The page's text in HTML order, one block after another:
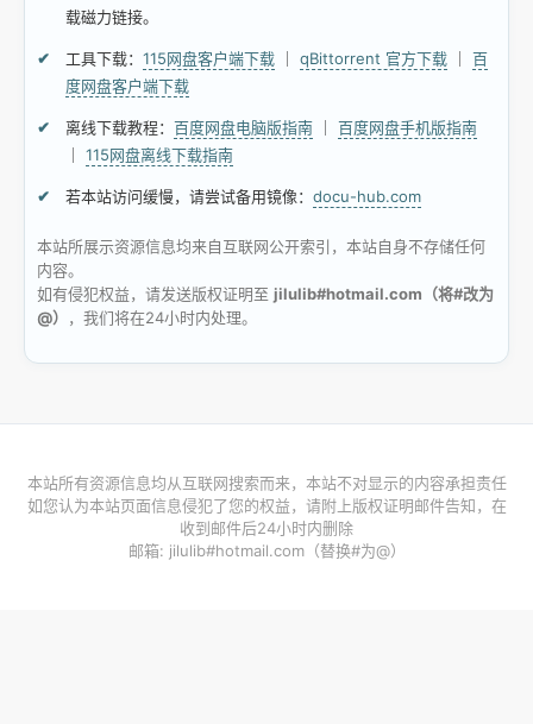
载磁力链接。
工具下载： 115网盘客户端下载 qBittorrent 官方下载
百
度网盘客户端下载
离线下载教程： 百度网盘电脑版指南
百度网盘手机版指南
115网盘离线下载指南
若本站访问缓慢，请尝试备用镜像： docu-hub.com
本站所展示资源信息均来自互联网公开索引，本站自身不存储任何
内容。
如有侵犯权益，请发送版权证明至 jilulib#hotmail.com（将#改为
@）
，我们将在24小时内处理。
本站所有资源信息均从互联网搜索而来，本站不对显示的内容承担责任
如您认为本站页面信息侵犯了您的权益，请附上版权证明邮件告知，在
收到邮件后24小时内删除
邮箱: jilulib#hotmail.com（替换#为@）